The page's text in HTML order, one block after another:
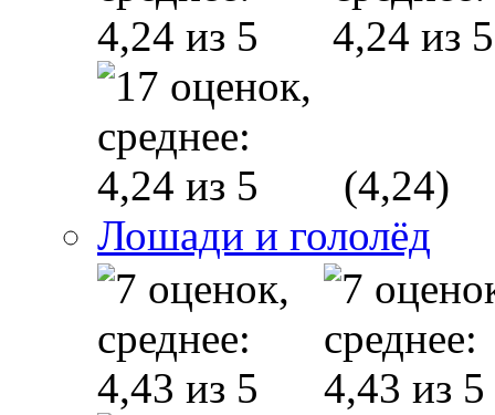
(4,24)
Лошади и гололёд